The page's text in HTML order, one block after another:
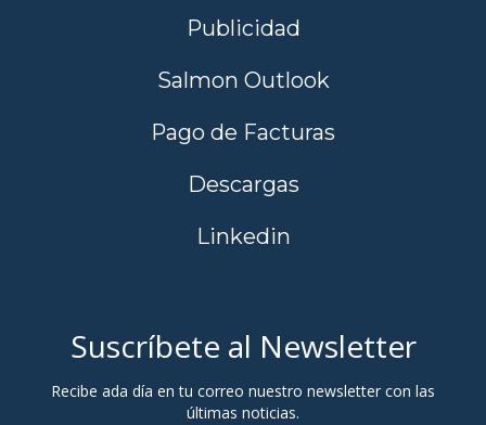
Publicidad
Salmon Outlook
Pago de Facturas
Descargas
Linkedin
Suscríbete al Newsletter
Recibe ada día en tu correo nuestro newsletter con las
últimas noticias.